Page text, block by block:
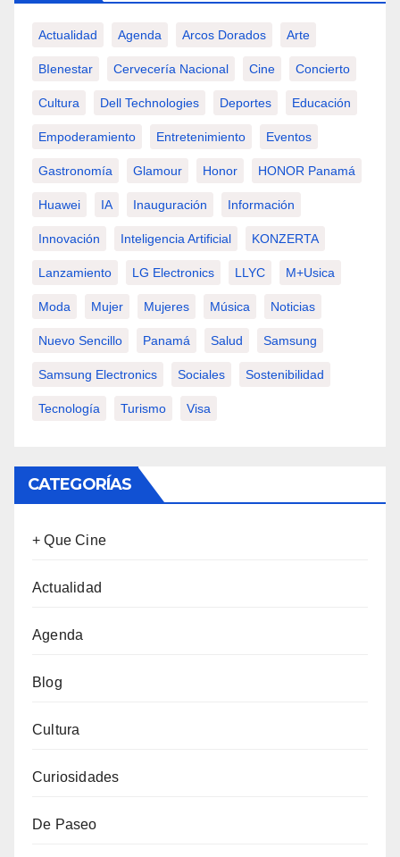
Actualidad Agenda Arcos Dorados Arte
BIenestar Cervecería Nacional Cine Concierto
Cultura Dell Technologies Deportes Educación
Empoderamiento Entretenimiento Eventos
Gastronomía Glamour Honor HONOR Panamá
Huawei IA Inauguración Información
Innovación Inteligencia Artificial KONZERTA
Lanzamiento LG Electronics LLYC M+usica
Moda Mujer Mujeres Música Noticias
Nuevo Sencillo Panamá Salud Samsung
Samsung Electronics Sociales Sostenibilidad
Tecnología Turismo Visa
CATEGORÍAS
+ Que Cine
Actualidad
Agenda
Blog
Cultura
Curiosidades
De Paseo